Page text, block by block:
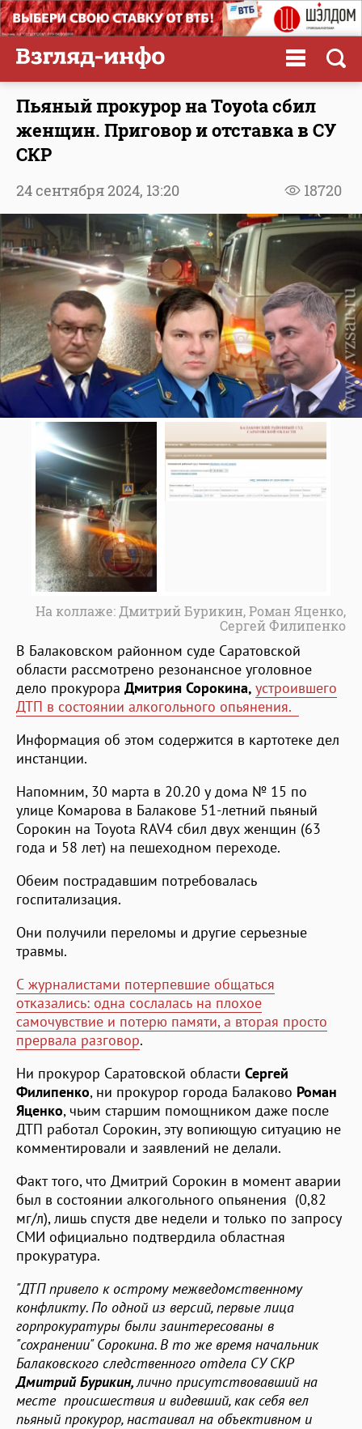
Пьяный прокурор на Toyota сбил
женщин. Приговор и отставка в СУ
СКР
18720
24 сентября 2024, 13:20
На коллаже: Дмитрий Бурикин, Роман Яценко,
Сергей Филипенко
В Балаковском районном суде Саратовской
области рассмотрено резонансное уголовное
дело прокурора Дмитрия Сорокина, устроившего
ДТП в состоянии алкогольного опьянения.
Информация об этом содержится в картотеке дел
инстанции.
Напомним, 30 марта в 20.20 у дома № 15 по
улице Комарова в Балакове 51-летний пьяный
Сорокин на Toyota RAV4 сбил двух женщин (63
года и 58 лет) на пешеходном переходе.
Обеим пострадавшим потребовалась
госпитализация.
Они получили переломы и другие серьезные
травмы.
С журналистами потерпевшие общаться
отказались: одна сослалась на плохое
самочувствие и потерю памяти, а вторая просто
прервала разговор.
Ни прокурор Саратовской области Сергей
Филипенко, ни прокурор города Балаково Роман
Яценко, чьим старшим помощником даже после
ДТП работал Сорокин, эту вопиющую ситуацию не
комментировали и заявлений не делали.
Факт того, что Дмитрий Сорокин в момент аварии
был в состоянии алкогольного опьянения (0,82
мг/л), лишь спустя две недели и только по запросу
СМИ официально подтвердила областная
прокуратура.
"ДТП привело к острому межведомственному
конфликту. По одной из версий, первые лица
горпрокуратуры были заинтересованы в
"сохранении" Сорокина. В то же время начальник
Балаковского следственного отдела СУ СКР
Дмитрий Бурикин, лично присутствовавший на
месте происшествия и видевший, как себя вел
пьяный прокурор, настаивал на объективном и